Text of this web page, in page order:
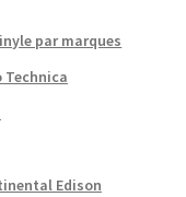
par marques
Technica
Edison